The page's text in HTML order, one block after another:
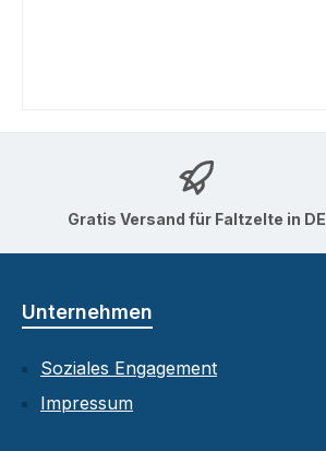
Gratis Versand für Faltzelte in DE
Unternehmen
Soziales Engagement
Impressum